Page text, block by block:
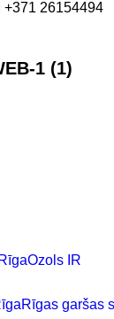
| +371 26154494
1 (1)
Ozols IR
Rīgas garšas